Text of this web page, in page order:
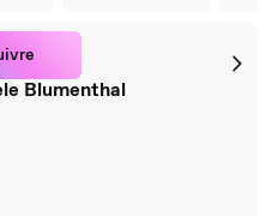
Blumenthal